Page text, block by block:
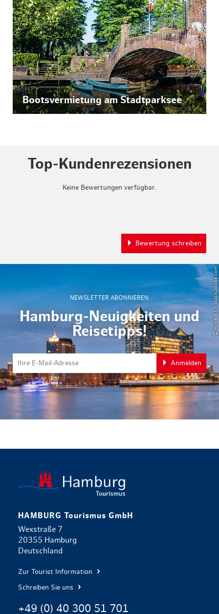
Bootsvermietung am Stadtparksee
Top-Kundenrezensionen
Keine Bewertungen verfügbar.
Bewertung schreiben
NEWSLETTER ABONNIEREN
Hamburg-Neuigkeiten und
Reisetipps!
Anmelden
© Powell83 – stock.adobe.com
HAMBURG Tourismus GmbH
Wexstraße 7
20355 Hamburg
Deutschland
Zur Tourist Information
Schreiben Sie uns
+49 (0) 40 300 51 701